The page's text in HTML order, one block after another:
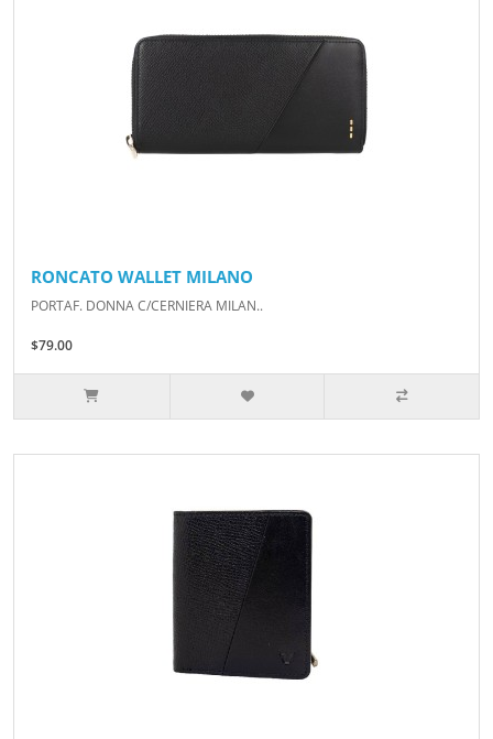
RONCATO WALLET MILANO
PORTAF. DONNA C/CERNIERA MILAN..
$79.00